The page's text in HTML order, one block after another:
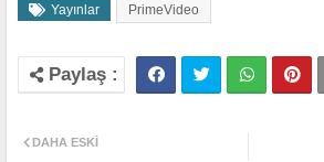
Yayınlar PrimeVideo
DAHA ESKI